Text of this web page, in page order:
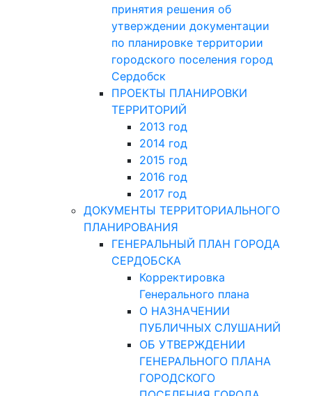
принятия решения об
утверждении документации
по планировке территории
городского поселения город
Сердобск
ПРОЕКТЫ ПЛАНИРОВКИ
ТЕРРИТОРИЙ
2013 год
2014 год
2015 год
2016 год
2017 год
ДОКУМЕНТЫ ТЕРРИТОРИАЛЬНОГО
ПЛАНИРОВАНИЯ
ГЕНЕРАЛЬНЫЙ ПЛАН ГОРОДА
СЕРДОБСКА
Корректировка
Генерального плана
О НАЗНАЧЕНИИ
ПУБЛИЧНЫХ СЛУШАНИЙ
ОБ УТВЕРЖДЕНИИ
ГЕНЕРАЛЬНОГО ПЛАНА
ГОРОДСКОГО